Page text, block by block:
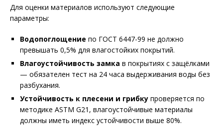
Для оценки материалов используют следующие
параметры:
Водопоглощение по ГОСТ 6447-99 не должно
превышать 0,5% для влагостойких покрытий.
Влагоустойчивость замка в покрытиях с защёлками
— обязателен тест на 24 часа выдерживания воды без
разбухания.
Устойчивость к плесени и грибку проверяется по
методике ASTM G21, влагоустойчивые материалы
должны иметь индекс устойчивости выше 80%.